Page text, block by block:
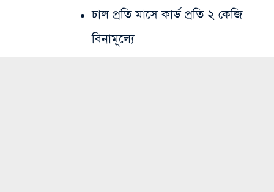
চাল প্রতি মাসে কার্ড প্রতি ২ কেজি
বিনামূল্যে